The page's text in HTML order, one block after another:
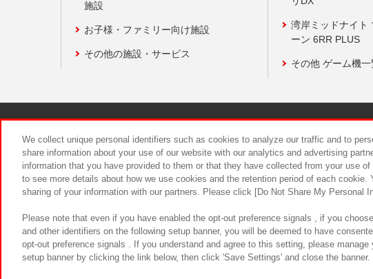
施設
お子様・ファミリー向け施設
その他の施設・サービス
湾岸ミッドナイト
ーン 6RR PLUS
その他 ゲーム機一
食品のご提供について
We collect unique personal identifiers such as cookies to analyze our traffic and to
share information about your use of our website with our analytics and advertising
information that you have provided to them or that they have collected from your use
to see more details about how we use cookies and the retention period of each cookie.
sharing of your information with our partners. Please click [Do Not Share My Personal
Please note that even if you have enabled the opt-out preference signals , if you
and other identifiers on the following setup banner, you will be deemed to have
opt-out preference signals . If you understand and agree to this setting, please
setup banner by clicking the link below, then click 'Save Settings' and close the banner.